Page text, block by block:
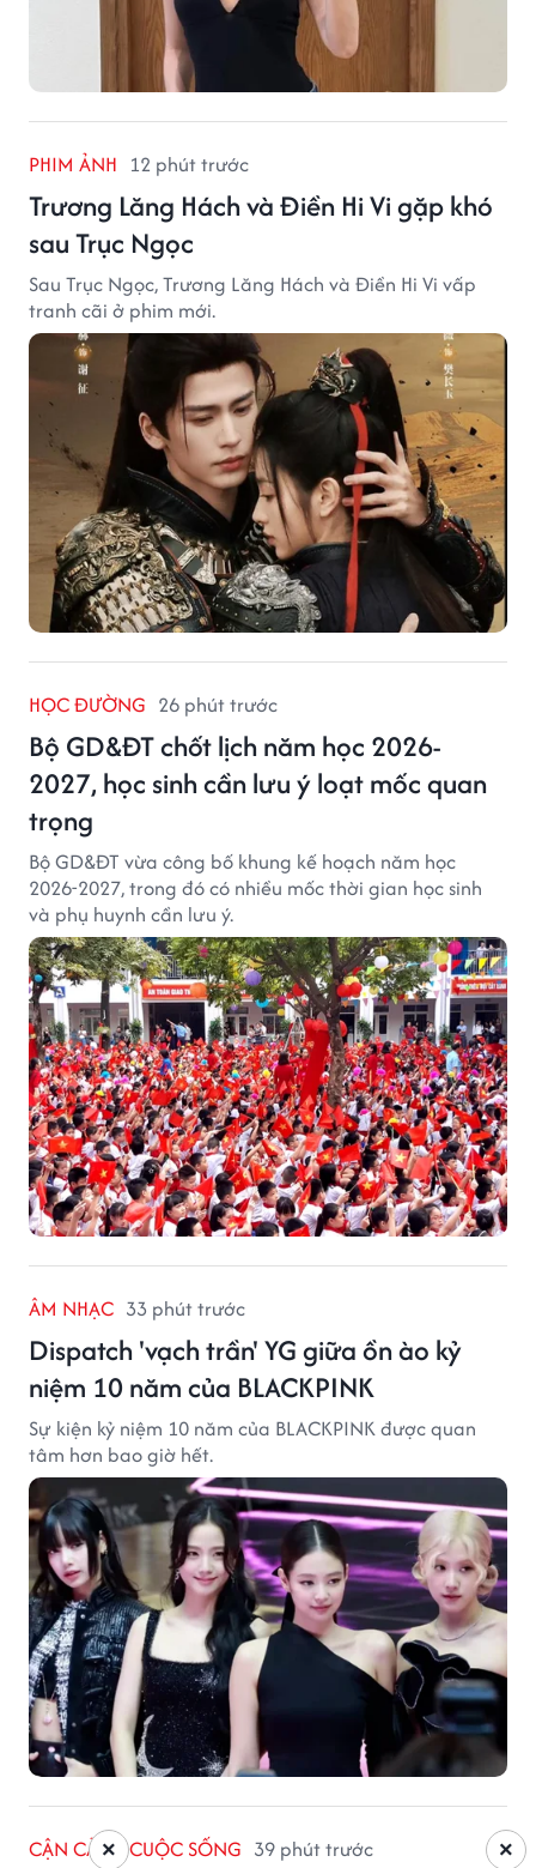
PHIM ẢNH 12 phút trước
Trương Lăng Hách và Điền Hi Vi gặp khó
sau Trục Ngọc
Sau Trục Ngọc, Trương Lăng Hách và Điền Hi Vi vấp
tranh cãi ở phim mới.
HỌC ĐƯỜNG 26 phút trước
Bộ GD&ĐT chốt lịch năm học 2026-
2027, học sinh cần lưu ý loạt mốc quan
trọng
Bộ GD&ĐT vừa công bố khung kế hoạch năm học
2026-2027, trong đó có nhiều mốc thời gian học sinh
và phụ huynh cần lưu ý.
ÂM NHẠC 33 phút trước
Dispatch 'vạch trần' YG giữa ồn ào kỷ
niệm 10 năm của BLACKPINK
Sự kiện kỷ niệm 10 năm của BLACKPINK được quan
tâm hơn bao giờ hết.
CẬN CẢNH CUỘC SỐNG 39 phút trước ×
×